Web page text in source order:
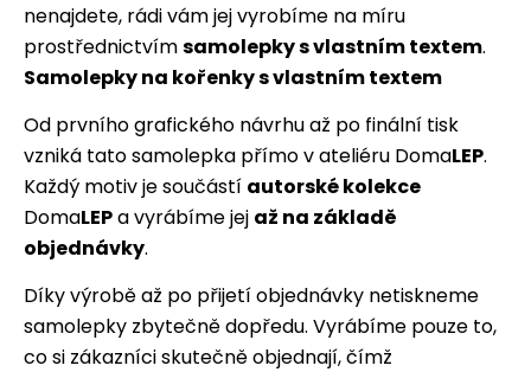
nenajdete, rádi vám jej vyrobíme na míru
prostřednictvímsamolepky s vlastním textem.
Samolepky na kořenky s vlastním textem
Od prvního grafického návrhu až po finální tisk
vzniká tato samolepka přímo v ateliéru DomaLEP.
Každý motiv je součástí autorské kolekce
DomaLEPa vyrábíme jej až na základě
objednávky.
Díky výrobě až po přijetí objednávky netiskneme
samolepky zbytečně dopředu. Vyrábíme pouze to,
co si zákazníci skutečně objednají, čímž